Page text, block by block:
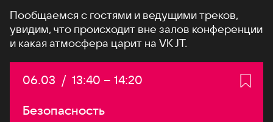
Пообщаемся с гостями и ведущими треков,
увидим, что происходит вне залов конференции
и какая атмосфера царит на VK JT.
Дата:
06.03 / Начало:
13:40 – Конец:
14:20
Безопасность